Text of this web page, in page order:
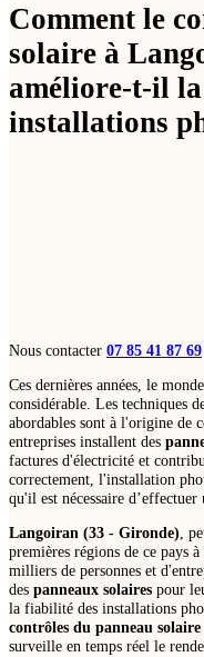
Comment le
solaire à
améliore-t-il
installations
Nous contacter 07 85 41 87 69
Ces dernières années, le
considérable. Les techniques
abordables sont à l'origine de
entreprises installent des
factures d'électricité et
correctement, l'installation
qu'il est nécessaire d’effectuer
Langoiran (33 - Gironde),
premières régions de ce pays
milliers de personnes et
des panneaux solaires pour
la fiabilité des installations
contrôles du panneau
surveille en temps réel le